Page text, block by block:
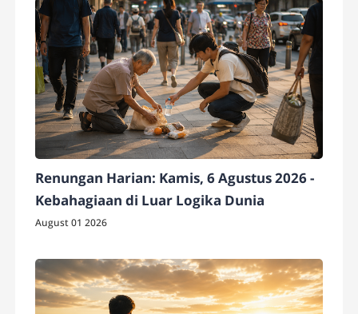
Renungan Harian: Kamis, 6 Agustus 2026 -
Kebahagiaan di Luar Logika Dunia
August 01 2026